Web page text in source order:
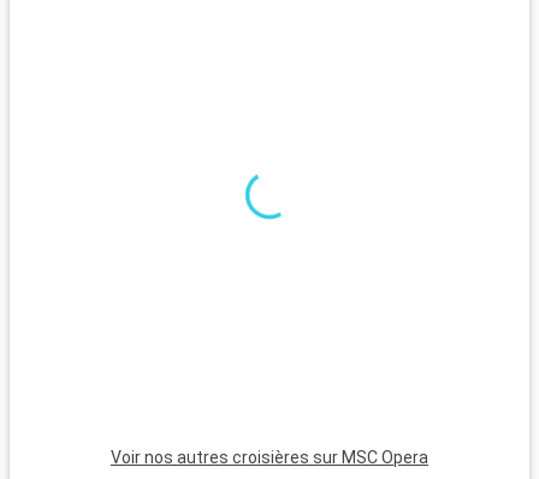
d'art et d'histoire, raconte l'histoire de l'éruption de la
Montagne Pelée. Pour une journée à la plage, les plages de
Voir nos autres croisières sur MSC Opera